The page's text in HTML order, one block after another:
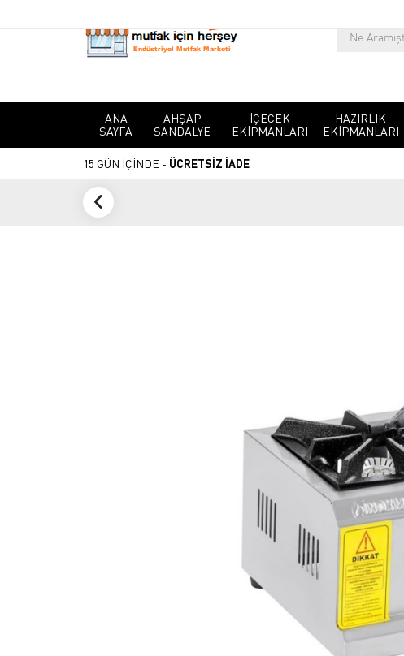
ANA
SAYFA
AHŞAP
SANDALYE
İÇECEK
EKIPMANLARI
HAZIRLIK
EKIPMANLARI
15 GÜN İÇİNDE - ÜCRETSİZ İADE